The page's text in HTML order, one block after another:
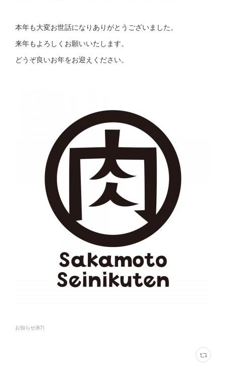
本年も大変お世話になりありがとうございました。
来年もよろしくお願いいたします。
どうぞ良いお年をお迎えください。
お知らせ(87)